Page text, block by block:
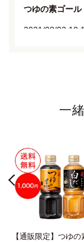
つゆの素ゴール
2021/08/02
今回も購入致
素麺にぴったり
2021/08/02
3年ぐらい愛用
だしの風味だ
にぴったりです
一
【通販限定】つゆの